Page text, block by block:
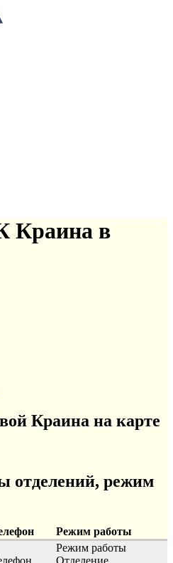
Краина в
Краина на карте
отделений, режим
Режим работы
Режим работы
Отделение